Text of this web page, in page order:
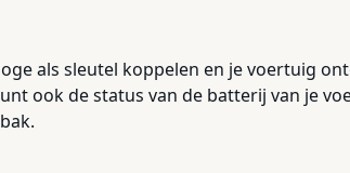
als sleutel koppelen en je voertuig
ook de status van de batterij van je